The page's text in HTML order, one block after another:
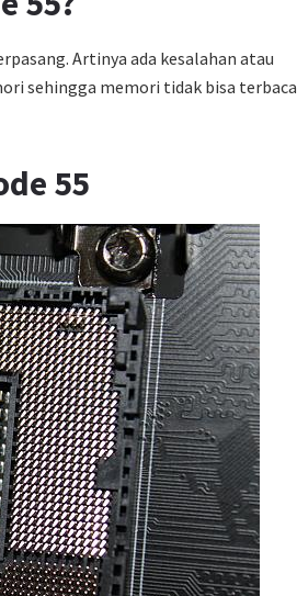
Artinya ada kesalahan atau
sehingga memori tidak bisa terbaca
55